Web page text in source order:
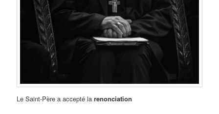
Le Saint-Père a accepté larenonciation